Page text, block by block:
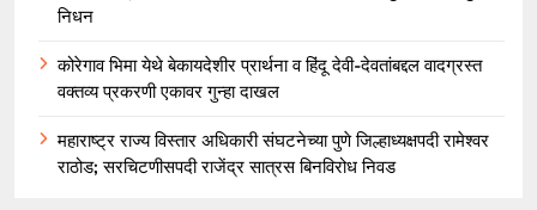
निधन
कोरेगाव भिमा येथे बेकायदेशीर प्रार्थना व हिंदू देवी-देवतांबद्दल वादग्रस्त
वक्तव्य प्रकरणी एकावर गुन्हा दाखल
महाराष्ट्र राज्य विस्तार अधिकारी संघटनेच्या पुणे जिल्हाध्यक्षपदी रामेश्वर
राठोड; सरचिटणीसपदी राजेंद्र सात्रस बिनविरोध निवड